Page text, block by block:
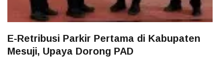
E-Retribusi Parkir Pertama di Kabupaten
Mesuji, Upaya Dorong PAD